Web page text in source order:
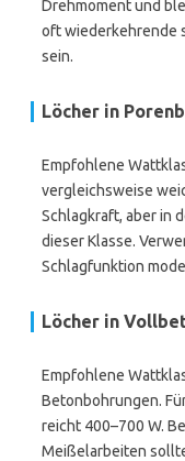
Drehmoment und
oft wiederkehrende
sein.
Löcher in
Empfohlene
vergleichsweise
Schlagkraft, aber in
dieser Klasse.
Schlagfunktion
Löcher in
Empfohlene
Betonbohrungen.
reicht 400–700 W.
Meißelarbeiten